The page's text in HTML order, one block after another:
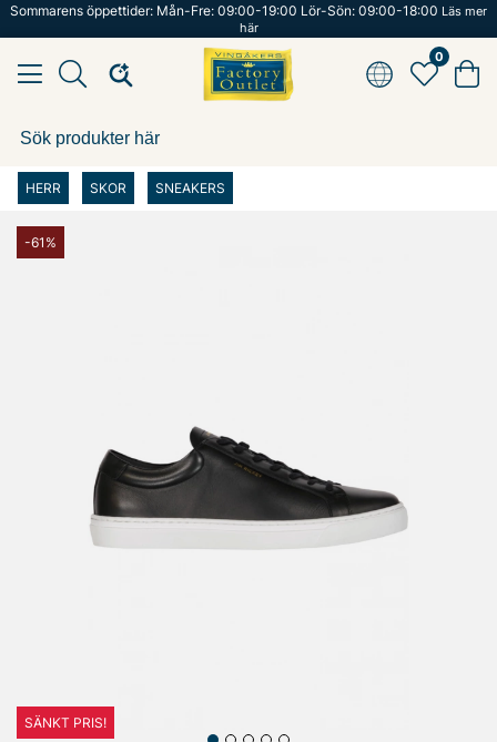
Sommarens öppettider: Mån-Fre: 09:00-19:00 Lör-Sön: 09:00-18:00 Läs mer
här
0
HERR SKOR SNEAKERS
-61%
SÄNKT PRIS!